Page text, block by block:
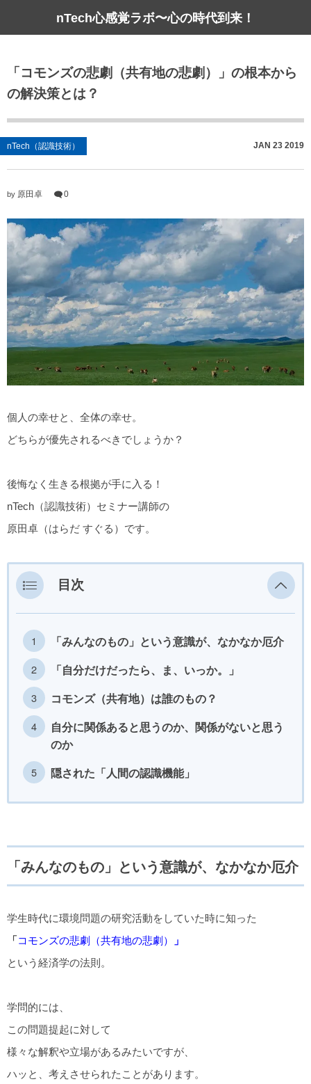
nTech心感覚ラボ〜心の時代到来！
「コモンズの悲劇（共有地の悲劇）」の根本から
の解決策とは？
nTech（認識技術） JAN 23 2019
by 原田卓 0
個人の幸せと、全体の幸せ。
どちらが優先されるべきでしょうか？
後悔なく生きる根拠が手に入る！
nTech（認識技術）セミナー講師の
原田卓（はらだ すぐる）です。
目次
「みんなのもの」という意識が、なかなか厄介
「自分だけだったら、ま、いっか。」
コモンズ（共有地）は誰のもの？
自分に関係あると思うのか、関係がないと思う
のか
隠された「人間の認識機能」
「みんなのもの」という意識が、なかなか厄介
学生時代に環境問題の研究活動をしていた時に知った
「コモンズの悲劇（共有地の悲劇）
」
という経済学の法則。
学問的には、
この問題提起に対して
様々な解釈や立場があるみたいですが、
ハッと、考えさせられたことがあります。